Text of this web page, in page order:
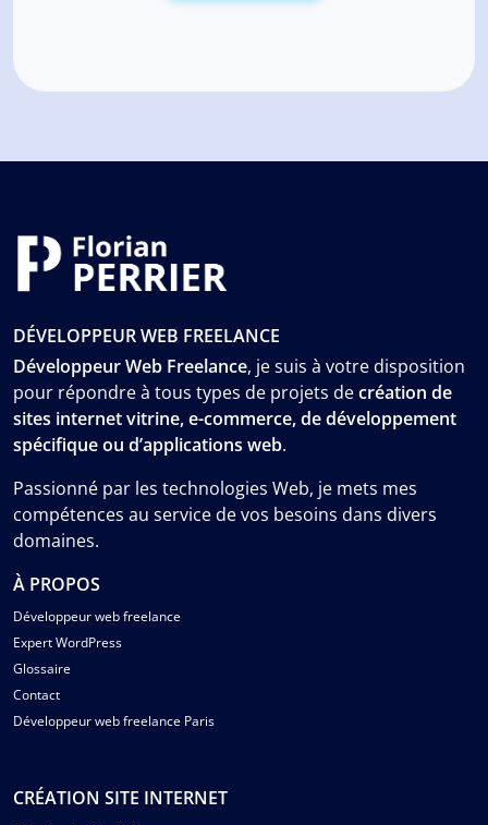
DÉVELOPPEUR WEB FREELANCE
Développeur Web Freelance, je suis à votre disposition
pour répondre à tous types de projets decréation de
sites internet vitrine, e-commerce, de développement
spécifique ou d’applications web.
Passionné par les technologies Web, je mets mes
compétences au service de vos besoins dans divers
domaines.
À PROPOS
Développeur web freelance
Expert WordPress
Glossaire
Contact
Développeur web freelance Paris
CRÉATION SITE INTERNET